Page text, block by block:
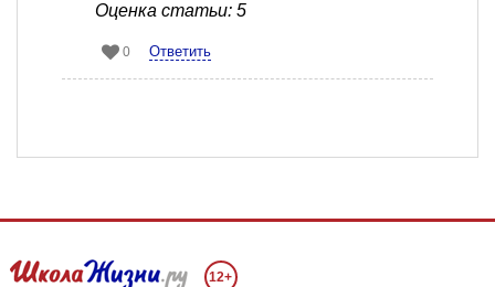
Оценка статьи: 5
0 Ответить
12+